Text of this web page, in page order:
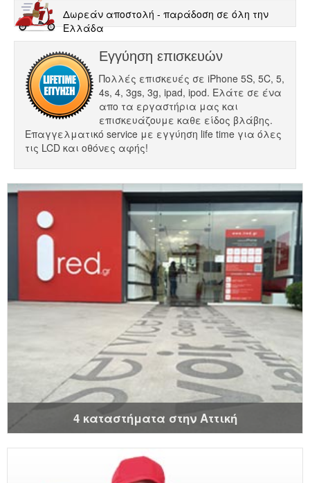
Δωρεάν αποστολή - παράδοση σε όλη την
Ελλάδα
Εγγύηση επισκευών
Πολλές επισκευές σε iPhone 5S, 5C, 5,
4s, 4, 3gs, 3g, ipad, ipod. Ελάτε σε ένα
απο τα εργαστήρια μας και
επισκευάζουμε καθε είδος βλάβης.
Επαγγελματικό service με εγγύηση life time για όλες
τις LCD και οθόνες αφής!
4 καταστήματα στην Αττική